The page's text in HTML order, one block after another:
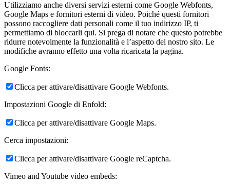
Utilizziamo anche diversi servizi esterni come Google Webfonts,
Google Maps e fornitori esterni di video. Poiché questi fornitori
possono raccogliere dati personali come il tuo indirizzo IP, ti
permettiamo di bloccarli qui. Si prega di notare che questo potrebbe
ridurre notevolmente la funzionalità e l’aspetto del nostro sito. Le
modifiche avranno effetto una volta ricaricata la pagina.
Google Fonts:
Clicca per attivare/disattivare Google Webfonts.
Impostazioni Google di Enfold:
Clicca per attivare/disattivare Google Maps.
Cerca impostazioni:
Clicca per attivare/disattivare Google reCaptcha.
Vimeo and Youtube video embeds: